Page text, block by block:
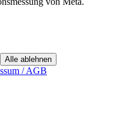
Alle ablehnen
/ AGB